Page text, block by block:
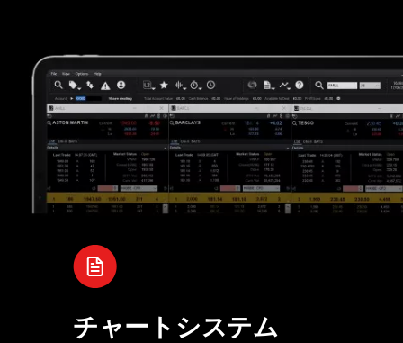
チャートシステム